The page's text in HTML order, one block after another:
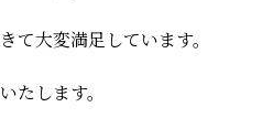
て大変満足しています。
たします。